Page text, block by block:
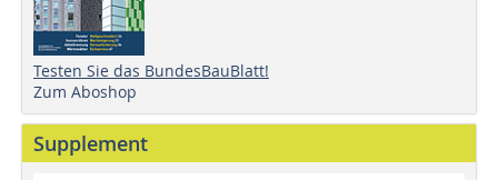
Testen Sie das BundesBauBlatt!
Zum Aboshop
Supplement